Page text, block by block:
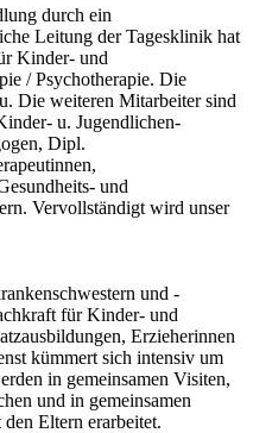
durch ein
Leitung der Tagesklinik hat
Kinder- und
/ Psychotherapie. Die
Die weiteren Mitarbeiter sind
u. Jugendlichen-
Dipl.
und
Vervollständigt wird unser
und -
für Kinder- und
Erzieherinnen
kümmert sich intensiv um
in gemeinsamen Visiten,
und in gemeinsamen
Eltern erarbeitet.